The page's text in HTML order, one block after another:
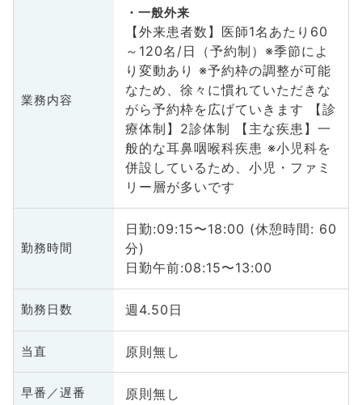
業務内容
一般外来
【外来患者数】医師1名あたり60
～120名/日（予約制）※季節によ
り変動あり ※予約枠の調整が可能
なため、徐々に慣れていただきな
がら予約枠を広げていきます 【診
療体制】2診体制 【主な疾患】一
般的な耳鼻咽喉科疾患 ※小児科を
併設しているため、小児・ファミ
リー層が多いです
勤務時間
日勤:09:15〜18:00 (休憩時間: 60
分)
日勤午前:08:15〜13:00
勤務日数 週4.50日
当直 原則無し
早番／遅番 原則無し